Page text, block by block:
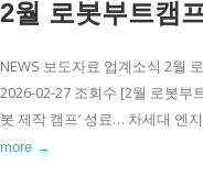
2월 로봇부트캠
NEWS 보도자료 업계소식 2월
2026-02-27 조회수 [2월 로봇부
봇 제작 캠프’ 성료… 차세대 엔
more →